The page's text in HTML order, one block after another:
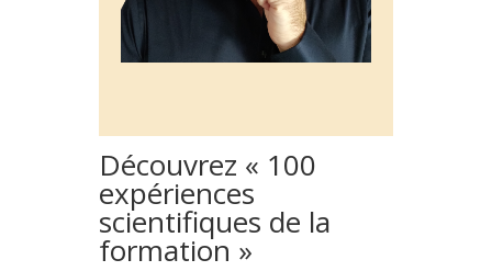
Découvrez « 100
expériences
scientifiques de la
formation »